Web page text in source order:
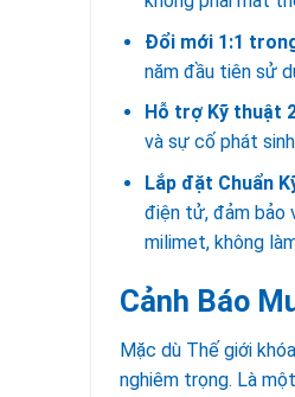
Đổi mới 1:1
năm đầu tiên sử
Hỗ trợ Kỹ thuật
và sự cố phát
Lắp đặt Chuẩn
điện tử, đảm bảo
milimet, không
Cảnh Báo
Mặc dù Thế giới
nghiêm trọng. Là